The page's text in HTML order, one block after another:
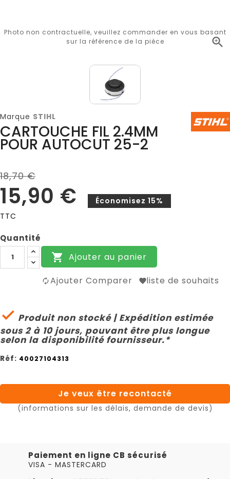

Photo non contractuelle, veuillez commander en vous basant
sur la référence de la pièce
Marque STIHL
CARTOUCHE FIL 2.4MM
POUR AUTOCUT 25-2
18,70 €
15,90 €
Économisez 15%
TTC
Quantité
 Ajouter au panier
Ajouter Comparer liste de souhaits
 Produit non stocké | Expédition estimée
sous 2 à 10 jours, pouvant être plus longue
selon la disponibilité fournisseur.*
Réf: 40027104313
Je veux être recontacté
(informations sur les délais, demande de devis)
Paiement en ligne CB sécurisé
VISA - MASTERCARD